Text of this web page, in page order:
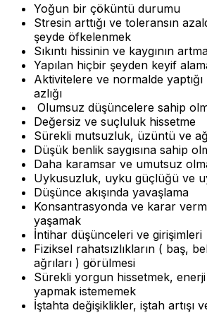
Yoğun bir çöküntü durumu
Stresin arttığı ve toleransın
şeyde öfkelenmek
Sıkıntı hissinin ve kaygının
Yapılan hiçbir şeyden keyif
Aktivitelere ve normalde yaptığı
azlığı
Olumsuz düşüncelere sahip
Değersiz ve suçluluk hissetme
Sürekli mutsuzluk, üzüntü ve
Düşük benlik saygısına sahip
Daha karamsar ve umutsuz
Uykusuzluk, uyku güçlüğü ve
Düşünce akışında yavaşlama
Konsantrasyonda ve karar
yaşamak
İntihar düşünceleri ve girişimleri
Fiziksel rahatsızlıkların ( baş,
ağrıları ) görülmesi
Sürekli yorgun hissetmek, enerji
yapmak istememek
İştahta değişiklikler, iştah artışı